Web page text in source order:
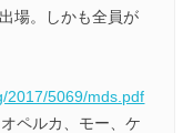
場。しかも全員が
2017/5069/mds.pdf
ペルカ、モー、ケ